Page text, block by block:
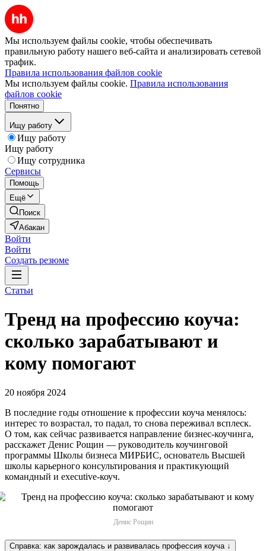
Мы используем файлы cookie, чтобы обеспечивать
правильную работу нашего веб-сайта и анализировать сетевой
трафик.
Правила использования файлов cookie
Мы используем файлы cookie. Правила использования
файлов cookie
Понятно
Ищу работу
Ищу работу
Ищу работу
Ищу сотрудника
Сервисы
Помощь
Ещё
Поиск
Абакан
Войти
Войти
Создать резюме
Статьи
Тренд на профессию коуча:
сколько зарабатывают и
кому помогают
20 ноября 2024
В последние годы отношение к профессии коуча менялось:
интерес то возрастал, то падал, то снова переживал всплеск.
О том, как сейчас развивается направление бизнес-коучинга,
расскажет Денис Рощин — руководитель коучинговой
программы Школы бизнеса МИРБИС, основатель Высшей
школы карьерного консультирования и практикующий
командный и executive-коуч.
Денис Рощин
Справка: как зарождалась и развивалась профессия коуча ↓